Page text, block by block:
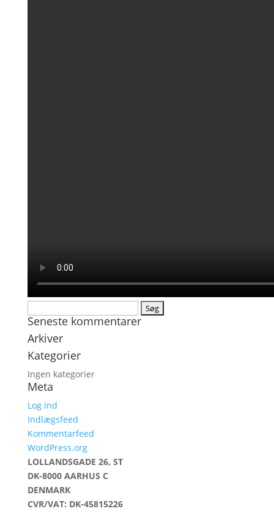
efter:
Seneste kommentarer
Arkiver
Kategorier
Ingen kategorier
Meta
Log ind
Indlægsfeed
Kommentarfeed
WordPress.org
LOLLANDSGADE 26, ST
DK-8000 AARHUS C
DENMARK
CVR/VAT: DK-45815226